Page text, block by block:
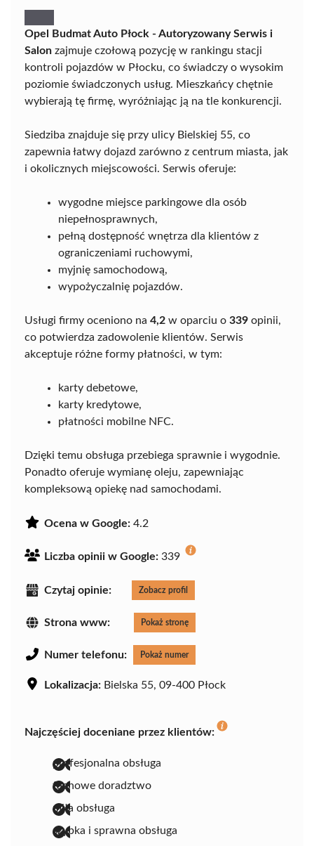
Opel Budmat Auto Płock - Autoryzowany Serwis i
Salon zajmuje czołową pozycję w rankingu stacji
kontroli pojazdów w Płocku, co świadczy o wysokim
poziomie świadczonych usług. Mieszkańcy chętnie
wybierają tę firmę, wyróżniając ją na tle konkurencji.
Siedziba znajduje się przy ulicy Bielskiej 55, co
zapewnia łatwy dojazd zarówno z centrum miasta, jak
i okolicznych miejscowości. Serwis oferuje:
wygodne miejsce parkingowe dla osób
niepełnosprawnych,
pełną dostępność wnętrza dla klientów z
ograniczeniami ruchowymi,
myjnię samochodową,
wypożyczalnię pojazdów.
Usługi firmy oceniono na 4,2 w oparciu o 339 opinii,
co potwierdza zadowolenie klientów. Serwis
akceptuje różne formy płatności, w tym:
karty debetowe,
karty kredytowe,
płatności mobilne NFC.
Dzięki temu obsługa przebiega sprawnie i wygodnie.
Ponadto oferuje wymianę oleju, zapewniając
kompleksową opiekę nad samochodami.
Ocena w Google: 4.2
Liczba opinii w Google: 339
Czytaj opinie: Zobacz profil
Strona www: Pokaż stronę
Numer telefonu: Pokaż numer
Lokalizacja: Bielska 55, 09-400 Płock
Najczęściej doceniane przez klientów:
profesjonalna obsługa
fachowe doradztwo
miła obsługa
szybka i sprawna obsługa